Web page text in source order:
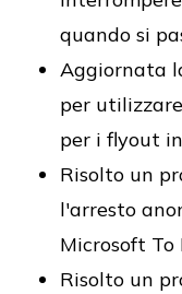
quando si
Aggiornata
per
per i flyout
Risolto un
l'arresto
Microsoft To
Risolto un